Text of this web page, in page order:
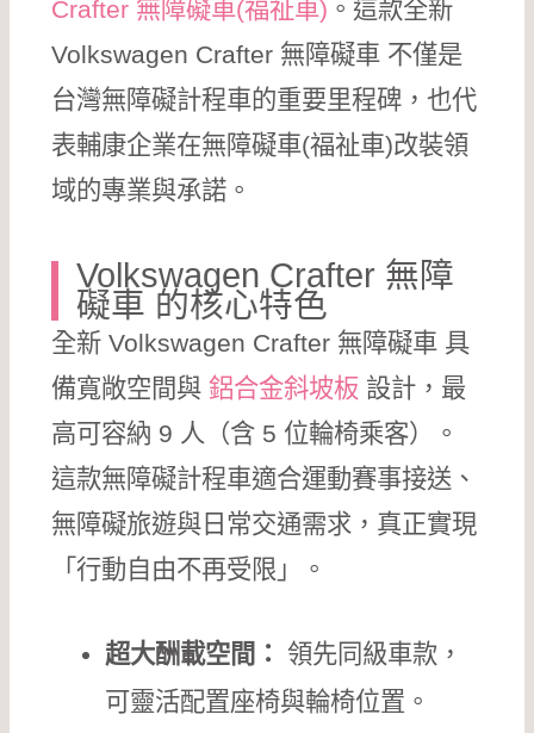
Crafter 無障礙車(福祉車) 。這款全新
Volkswagen Crafter 無障礙車 不僅是
台灣無障礙計程車的重要里程碑，也代
表輔康企業在無障礙車(福祉車)改裝領
域的專業與承諾。
Volkswagen Crafter 無障
礙車 的核心特色
全新 Volkswagen Crafter 無障礙車 具
備寬敞空間與鋁合金斜坡板 設計，最
高可容納 9 人（含 5 位輪椅乘客）。
這款無障礙計程車適合運動賽事接送、
無障礙旅遊與日常交通需求，真正實現
「行動自由不再受限」。
超大酬載空間：
領先同級車款，
可靈活配置座椅與輪椅位置。